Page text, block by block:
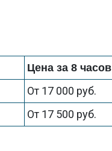
Цена за 8
От 17 000 руб.
От 17 500 руб.